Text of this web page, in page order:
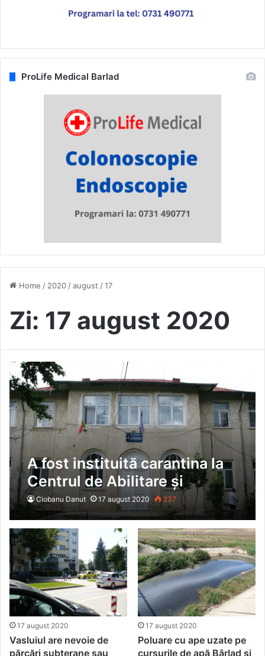
Home / 2020 /august /17
Zi: 17 august 2020
A fost instituită carantina la
Centrul de Abilitare şi
Reabilitare Neuro-psihică
Mălăiești, comuna Vutcani
Ciobanu Danut 17 august 2020 237
17 august 2020
Vasluiul are nevoie de
părcări subterane sau
17 august 2020
Poluare cu ape uzate pe
cursurile de apă Bârlad și
ProLife Medical Barlad